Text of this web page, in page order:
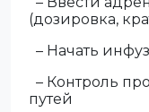
(дозировка,
– Начать
– Контроль
путей